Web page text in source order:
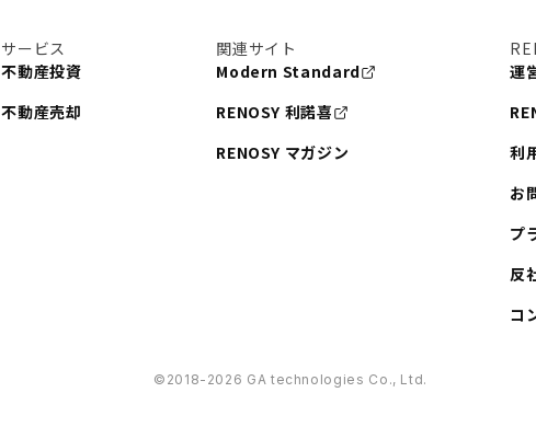
サービス
不動産投資
不動産売却
関連サイト
Modern Standard
RENOSY 利諾喜
RENOSY マガジン
運
利
お
プ
反
コ
©︎2018-2026 GA technologies Co., Ltd.